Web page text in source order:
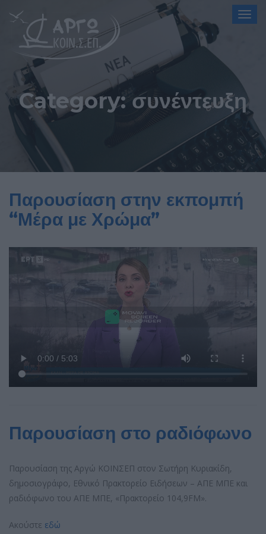
Category: συνέντευξη
Παρουσίαση στην εκπομπή
“Μέρα με Χρώμα”
Παρουσίαση στο ραδιόφωνο
Παρουσίαση της Αργώ ΚΟΙΝΣΕΠ στον Σωτήρη Κυριακίδη,
δημοσιογράφο, Εθνικό Πρακτορείο Ειδήσεων – ΑΠΕ ΜΠΕ και
ραδιόφωνο του ΑΠΕ ΜΠΕ, «Πρακτορείο 104,9FM».
Ακούστε εδώ